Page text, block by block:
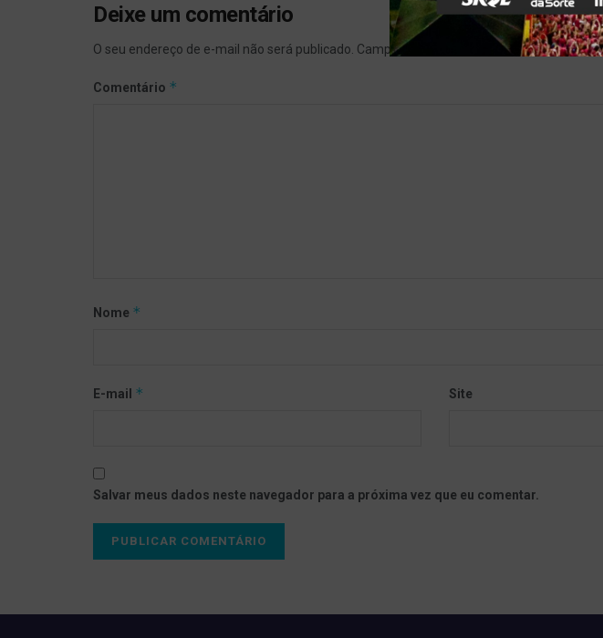
Deixe um comentário
O seu endereço de e-mail não será publicado. Campos obrigatórios são marcados com*
Comentário *
Nome *
E-mail * Site
Salvar meus dados neste navegador para a próxima vez que eu comentar.